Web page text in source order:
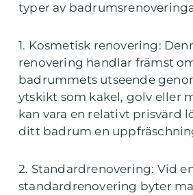
typer av
1. Kosmetisk renovering:
renovering handlar främst
badrummets utseende
ytskikt som kakel, golv eller
kan vara en relativt prisvärd
ditt badrum en
2. Standardrenovering: Vid
standardrenovering byter